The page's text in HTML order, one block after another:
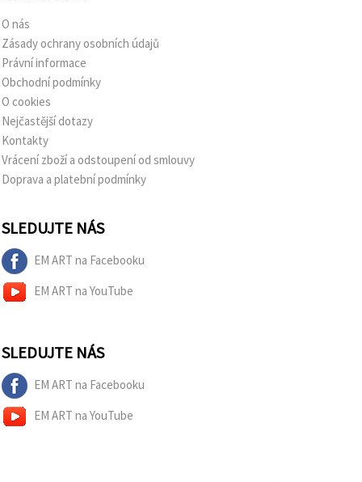
O nás
Zásady ochrany osobních údajů
Právní informace
Obchodní podmínky
O cookies
Nejčastější dotazy
Kontakty
Vrácení zboží a odstoupení od smlouvy
Doprava a platební podmínky
SLEDUJTE NÁS
EM ART na Facebooku
EM ART na YouTube
SLEDUJTE NÁS
EM ART na Facebooku
EM ART na YouTube